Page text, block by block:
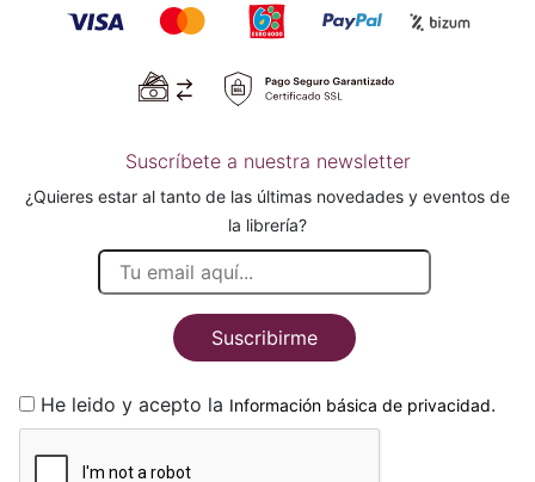
Suscríbete a nuestra newsletter
¿Quieres estar al tanto de las últimas novedades y eventos de
la librería?
Suscribirme
He leido y acepto la Información básica de privacidad.